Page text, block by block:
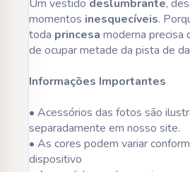
Um vestido deslumbrante,
momentos inesquecíveis.
toda princesa moderna precisa
de ocupar metade da pista de
Informações Importantes
• Acessórios das fotos são
separadamente em nosso site.
• As cores podem variar
dispositivo